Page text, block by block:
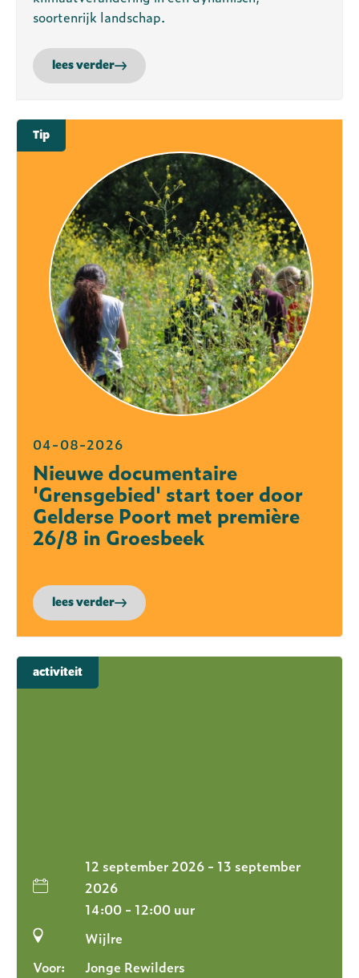
soortenrijk landschap.
lees verder
Tip
04-08-2026
Nieuwe documentaire
'Grensgebied' start toer door
Gelderse Poort met première
26/8 in Groesbeek
lees verder
activiteit
12 september 2026 - 13 september
2026
14:00 - 12:00 uur
Wijlre
Voor:
Jonge Rewilders